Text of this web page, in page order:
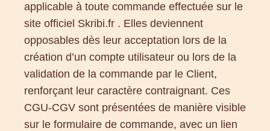
applicable à toute commande effectuée sur le
site officiel Skribi.fr . Elles deviennent
opposables dès leur acceptation lors de la
création d’un compte utilisateur ou lors de la
validation de la commande par le Client,
renforçant leur caractère contraignant. Ces
CGU-CGV sont présentées de manière visible
sur le formulaire de commande, avec un lien